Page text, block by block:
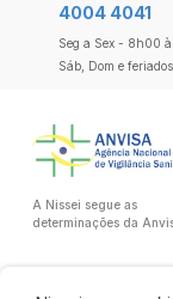
4004 4041
Seg a Sex - 8h00
Sáb, Dom e
A Nissei segue as
determinações da